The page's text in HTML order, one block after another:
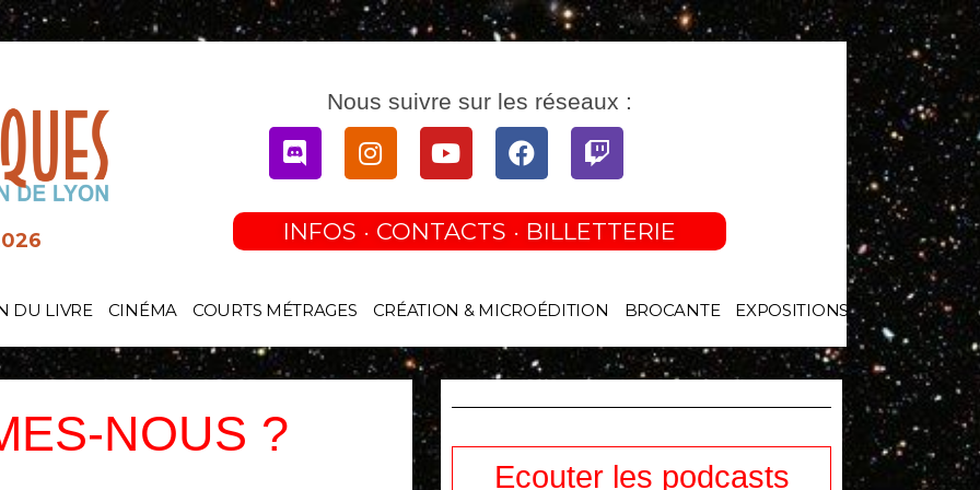
Nous suivre sur les réseaux :
DiscordInstagramYoutubeFacebookTwitch
INFOS · CONTACTS · BILLETTERIE
DU LIVRE CINÉMA COURTS MÉTRAGES CRÉATION & MICROÉDITION BROCANTE EXPOSITIONS
NOUS ?
Ecouter les podcasts